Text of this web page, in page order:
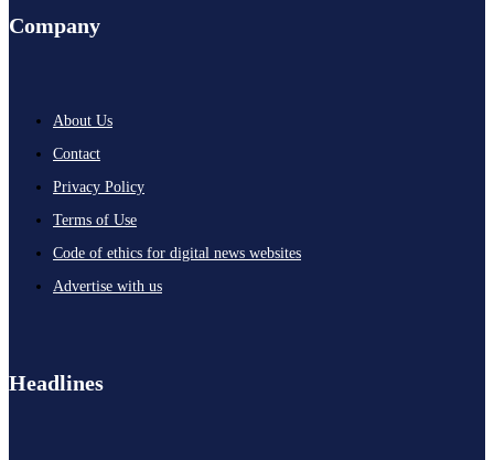
Company
About Us
Contact
Privacy Policy
Terms of Use
Code of ethics for digital news websites
Advertise with us
Headlines